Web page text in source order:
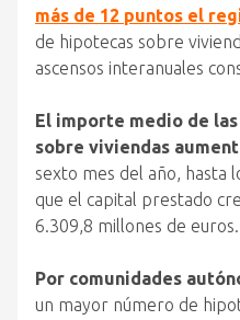
más de 12 puntos el
de hipotecas sobre
ascensos interanuales
El importe medio de
sobre viviendas
sexto mes del año, hasta
que el capital prestado
6.309,8 millones de euros.
Por comunidades
un mayor número de